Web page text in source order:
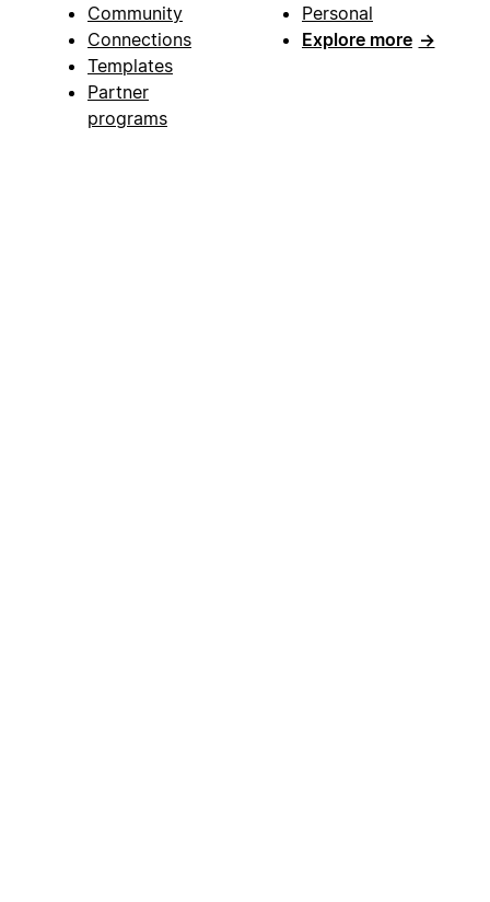
Community
Connections
Templates
Partner
programs
Personal
Explore more →